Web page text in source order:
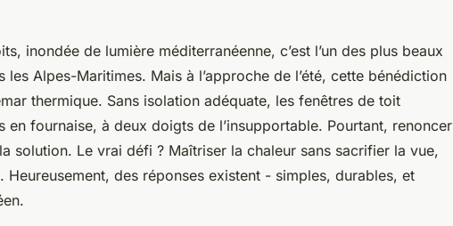
efficace
inondée de lumière méditerranéenne, c’est l’un des plus beaux
les Alpes-Maritimes. Mais à l’approche de l’été, cette bénédiction
thermique. Sans isolation adéquate, les fenêtres de toit
en fournaise, à deux doigts de l’insupportable. Pourtant, renoncer
solution. Le vrai défi ? Maîtriser la chaleur sans sacrifier la vue,
Heureusement, des réponses existent - simples, durables, et